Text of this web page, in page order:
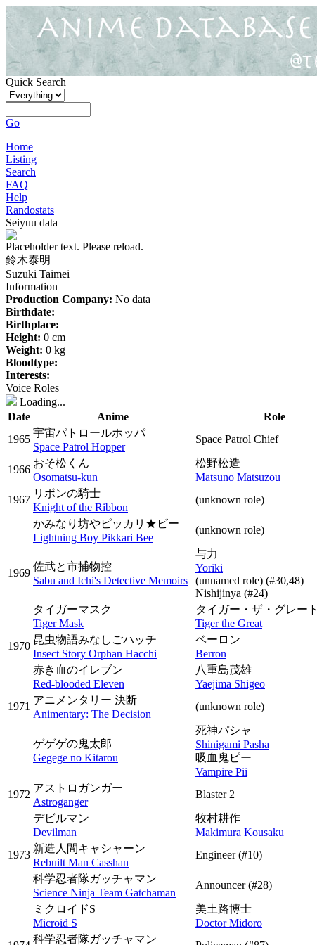
Quick Search
Go
Home
Listing
Search
FAQ
Help
Randostats
Seiyuu data
Placeholder text. Please reload.
鈴木泰明
Suzuki Taimei
Information
Production Company: No data
Birthdate:
Birthplace:
Height: 0 cm
Weight: 0 kg
Bloodtype:
Interests:
Voice Roles
Loading...
Date
Anime
Role
1965
宇宙パトロールホッパ
Space Patrol Hopper
Space Patrol Chief
1966
おそ松くん
Osomatsu-kun
松野松造
Matsuno Matsuzou
1967
リボンの騎士
Knight of the Ribbon
(unknown role)
かみなり坊やピッカリ★ビー
Lightning Boy Pikkari Bee
(unknown role)
1969
佐武と市捕物控
Sabu and Ichi's Detective Memoirs
与力
Yoriki
(unnamed role) (#30,48)
Nishijinya (#24)
タイガーマスク
Tiger Mask
タイガー・ザ・グレート
Tiger the Great
1970
昆虫物語みなしごハッチ
Insect Story Orphan Hacchi
ベーロン
Berron
赤き血のイレブン
Red-blooded Eleven
八重島茂雄
Yaejima Shigeo
1971
アニメンタリー 決断
Animentary: The Decision
(unknown role)
ゲゲゲの鬼太郎
Gegege no Kitarou
死神パシャ
Shinigami Pasha
吸血鬼ピー
Vampire Pii
1972
アストロガンガー
Astroganger
Blaster 2
デビルマン
Devilman
牧村耕作
Makimura Kousaku
1973
新造人間キャシャーン
Rebuilt Man Casshan
Engineer(#10)
科学忍者隊ガッチャマン
Science Ninja Team Gatchaman
Announcer(#28)
ミクロイドS
Microid S
美土路博士
Doctor Midoro
科学忍者隊ガッチャマン